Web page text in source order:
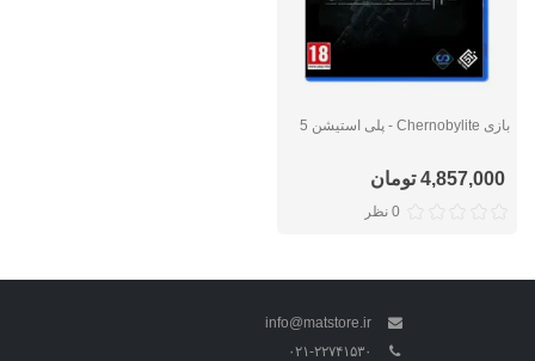
بازی Chernobylite - پلی استیشن 5
4,857,000 تومان
0 نظر
info@matstore.ir
۰۲۱-۲۲۷۴۱۵۳۰